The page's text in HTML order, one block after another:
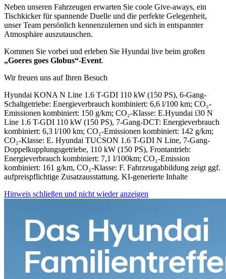
Neben unseren Fahrzeugen erwarten Sie coole Give-aways, ein
Tischkicker für spannende Duelle und die perfekte Gelegenheit,
unser Team persönlich kennenzulernen und sich in entspannter
Atmosphäre auszutauschen.
Kommen Sie vorbei und erleben Sie Hyundai live beim großen
„Goeres goes Globus“-Event.
Wir freuen uns auf Ihren Besuch
Hyundai KONA N Line 1.6 T-GDI 110 kW (150 PS), 6-Gang-
Schaltgetriebe: Energieverbrauch kombiniert: 6,6 l/100 km; CO₂-
Emissionen kombiniert: 150 g/km; CO₂-Klasse: E.Hyundai i30 N
Line 1.6 T-GDI 110 kW (150 PS), 7-Gang-DCT: Energieverbrauch
kombiniert: 6,3 l/100 km; CO₂-Emissionen kombiniert: 142 g/km;
CO₂-Klasse: E. Hyundai TUCSON 1.6 T-GDI N Line, 7-Gang-
Doppelkupplungsgetriebe, 110 kW (150 PS), Frontantrieb:
Energieverbrauch kombiniert: 7,1 l/100km; CO₂-Emission
kombiniert: 161 g/km, CO₂-Klasse: F. Fahrzeugabbildung zeigt ggf.
aufpreispflichtige Zusatzausstattung. KI-generierte Inhalte
Hinweis schließen und nicht wieder anzeigen